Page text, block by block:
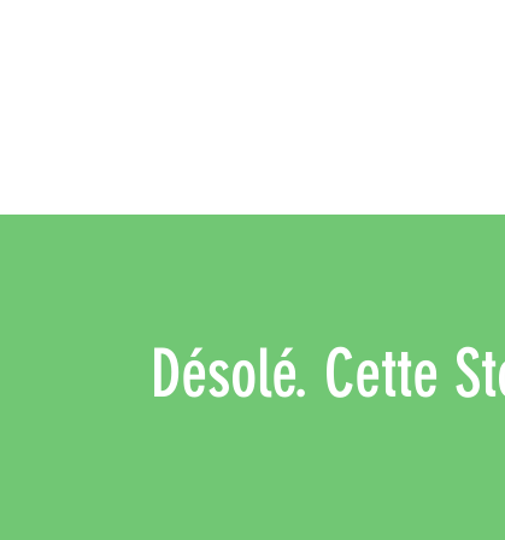
Désolé. Cette